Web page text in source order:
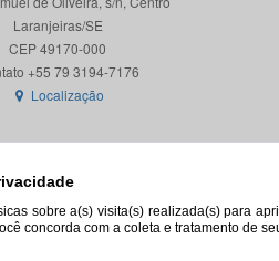
sobre a(s) visita(s) realizada(s) para
concorda com a coleta e tratamento de
Laranjeiras/SE
CEP 49170-000
Localização
©